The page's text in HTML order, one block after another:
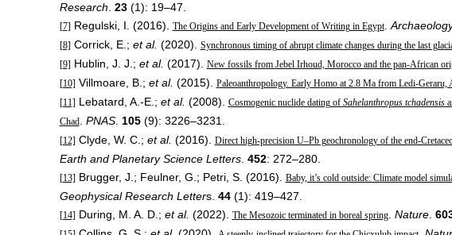
Research 23(1): 19–47.
[7]Regulski, I. (2016). The Origins and Early Development of Writing in Egypt.
[8]Corrick, E.; et al. (2020). Synchronous timing of abrupt climate changes during the last
[9]Hublin, J. J.; et al. (2017). New fossils from Jebel Irhoud, Morocco and the pan-African
[10]Villmoare, B.; et al. (2015). Paleoanthropology. Early Homo at 2.8 Ma from Ledi-Geraru,
[11]Lebatard, A.-E.; et al. (2008). Cosmogenic nuclide dating of Sahelanthropus tchadensis
Chad. PNAS. 105(9): 3226–3231.
[12]Clyde, W. C.; et al. (2016). Direct high-precision U–Pb geochronology of the end-
Earth and Planetary Science Letters. 452: 272–280.
[13]Brugger, J.; Feulner, G.; Petri, S. (2016). Baby, it’s cold outside: Climate model
Geophysical Research Letters. 44(1): 419–427.
[14]During, M. A. D.; et al. (2022). The Mesozoic terminated in boreal spring. Nature.